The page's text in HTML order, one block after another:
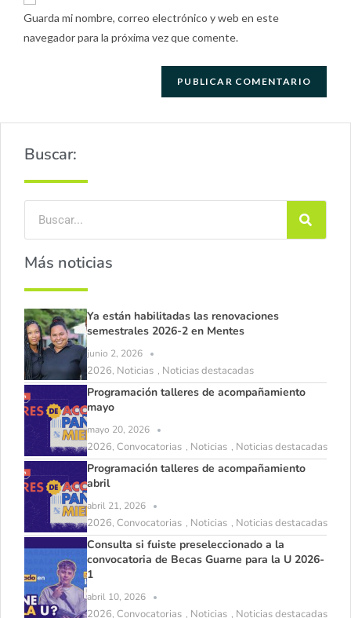
Guarda mi nombre, correo electrónico y web en este
navegador para la próxima vez que comente.
Buscar:
Más noticias
Ya están habilitadas las renovaciones
semestrales 2026-2 en Mentes
junio 2, 2026
2026, Noticias , Noticias destacadas
Programación talleres de acompañamiento
mayo
mayo 20, 2026
2026, Convocatorias , Noticias , Noticias destacadas
Programación talleres de acompañamiento
abril
abril 21, 2026
2026, Convocatorias , Noticias , Noticias destacadas
Consulta si fuiste preseleccionado a la
convocatoria de Becas Guarne para la U 2026-
1
abril 10, 2026
2026, Convocatorias , Noticias , Noticias destacadas